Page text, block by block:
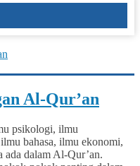
Al-Qur’an
psikologi, ilmu
bahasa, ilmu ekonomi,
dalam Al-Qur’an.